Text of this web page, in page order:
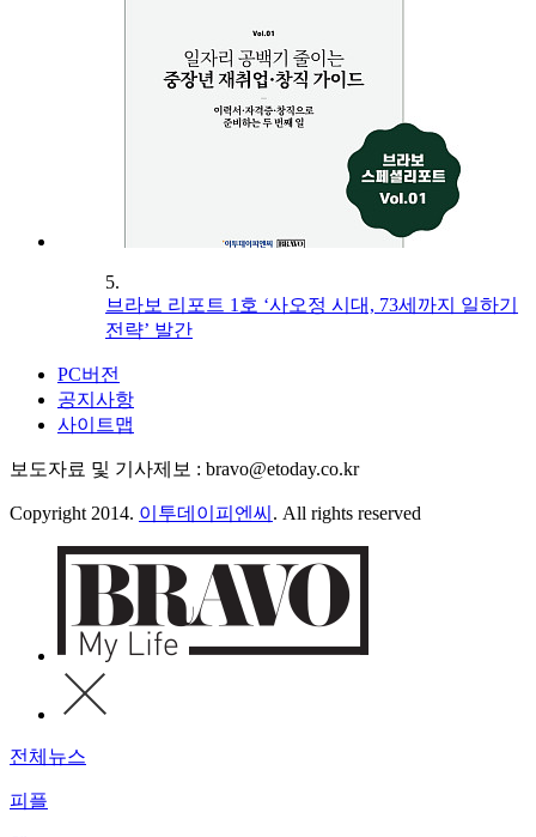
5.
브라보 리포트 1호 ‘사오정 시대, 73세까지 일하기
전략’ 발간
PC버전
공지사항
사이트맵
보도자료 및 기사제보 : bravo@etoday.co.kr
Copyright 2014. 이투데이피엔씨 . All rights reserved
전체뉴스
피플